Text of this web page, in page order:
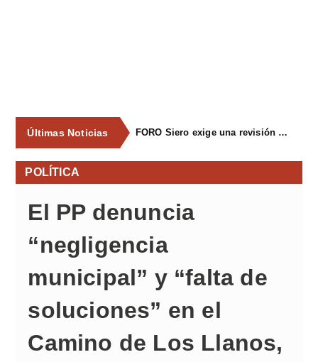
Últimas Noticias FORO Siero exige una revisión integral del servicio de recogida de residuos para acabar con los contenedores desbordados y la imagen de abandono del concejo
POLÍTICA
El PP denuncia
“negligencia
municipal” y “falta de
soluciones” en el
Camino de Los Llanos,